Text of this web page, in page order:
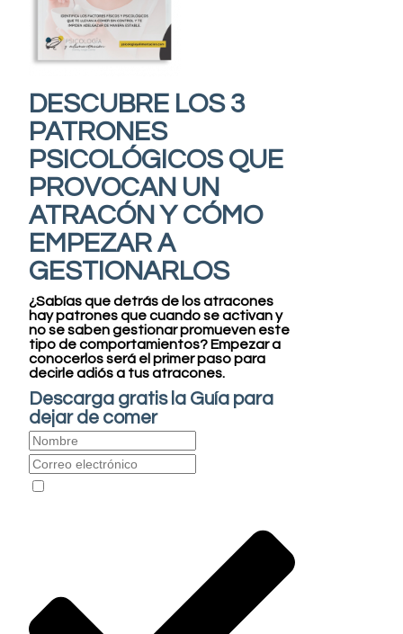
DESCUBRE LOS 3
PATRONES
PSICOLÓGICOS QUE
PROVOCAN UN
ATRACÓN Y CÓMO
EMPEZAR A
GESTIONARLOS
¿Sabías que detrás de los atracones
hay patrones que cuando se activan y
no se saben gestionar promueven este
tipo de comportamientos? Empezar a
conocerlos será el primer paso para
decirle adiós a tus atracones.
Descarga gratis la Guía para
dejar de comer